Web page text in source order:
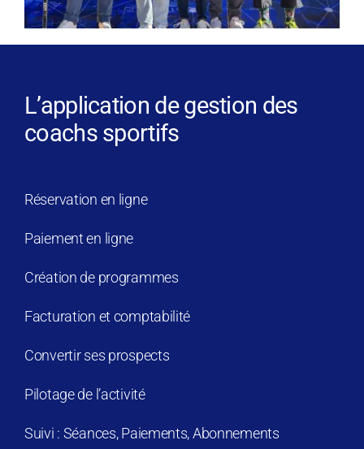
L’application de gestion des
coachs sportifs
Réservation en ligne
Paiement en ligne
Création de programmes
Facturation et comptabilité
Convertir ses prospects
Pilotage de l’activité
Suivi : Séances, Paiements, Abonnements